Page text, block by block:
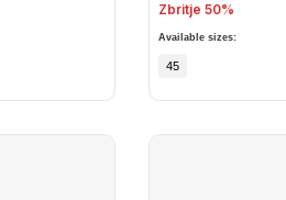
Zbritje 50%
Available sizes:
45